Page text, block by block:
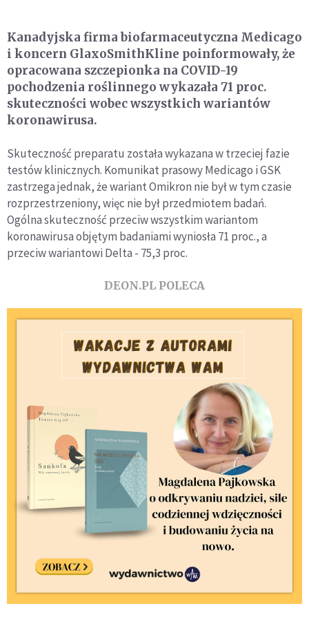
Kanadyjska firma biofarmaceutyczna Medicago
i koncern GlaxoSmithKline poinformowały, że
opracowana szczepionka na COVID-19
pochodzenia roślinnego wykazała 71 proc.
skuteczności wobec wszystkich wariantów
koronawirusa.
Skuteczność preparatu została wykazana w trzeciej fazie
testów klinicznych. Komunikat prasowy Medicago i GSK
zastrzega jednak, że wariant Omikron nie był w tym czasie
rozprzestrzeniony, więc nie był przedmiotem badań.
Ogólna skuteczność przeciw wszystkim wariantom
koronawirusa objętym badaniami wyniosła 71 proc., a
przeciw wariantowi Delta - 75,3 proc.
DEON.PL POLECA